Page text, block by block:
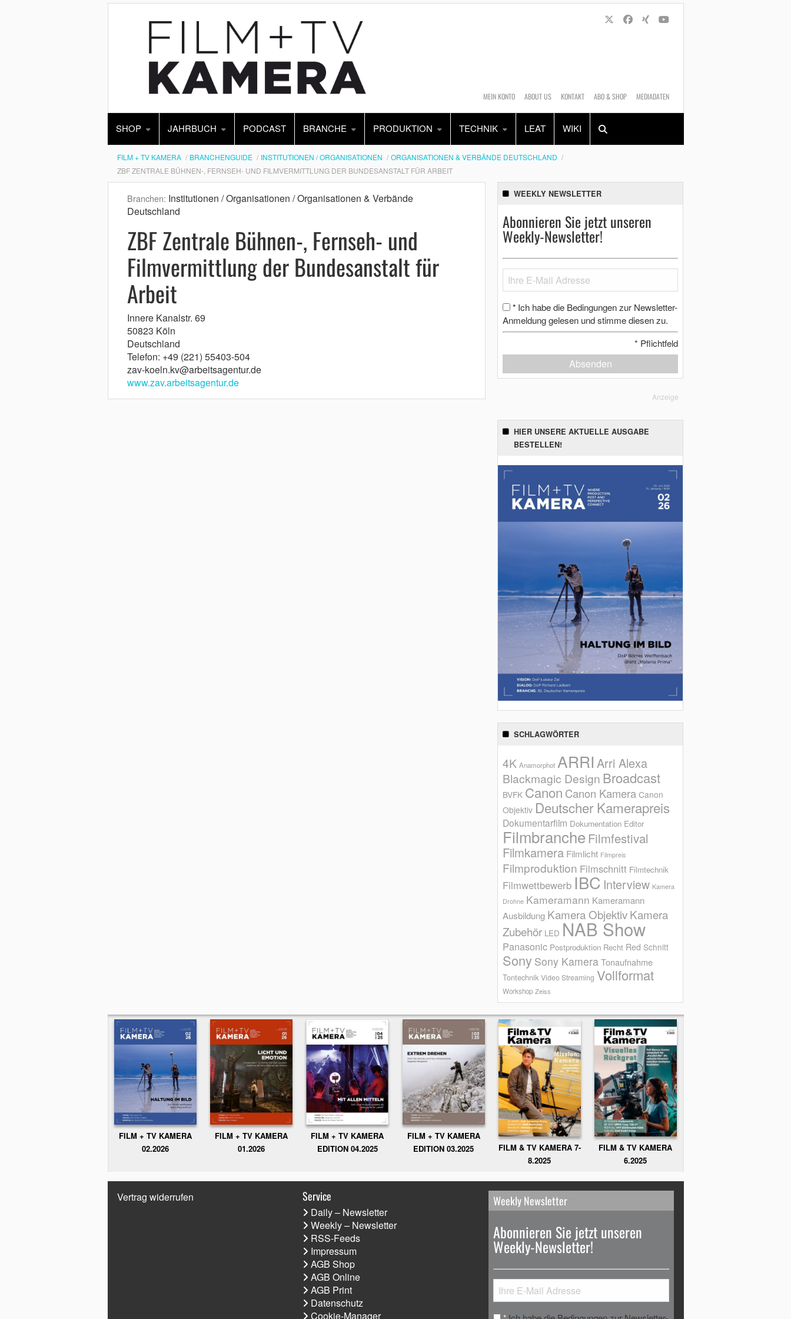
MEIN KONTO ABOUT US KONTAKT ABO & SHOP MEDIADATEN
SHOP JAHRBUCH PODCAST BRANCHE PRODUKTION TECHNIK LEAT WIKI
Alles Shop
FILM + TV KAMERA BRANCHENGUIDE INSTITUTIONEN / ORGANISATIONEN
ORGANISATIONEN & VERBÄNDE DEUTSCHLAND
ZBF ZENTRALE BÜHNEN-, FERNSEH- UND FILMVERMITTLUNG DER BUNDESANSTALT FÜR ARBEIT
Branchen: Institutionen / Organisationen / Organisationen & Verbände
Deutschland
ZBF Zentrale Bühnen-, Fernseh- und
Filmvermittlung der Bundesanstalt für
Arbeit
Innere Kanalstr. 69
50823 Köln
Deutschland
Telefon: +49 (221) 55403-504
zav-koeln.kv@arbeitsagentur.de
www.zav.arbeitsagentur.de
WEEKLY NEWSLETTER
Abonnieren Sie jetzt unseren
Weekly-Newsletter!
* Ich habe die Bedingungen zur Newsletter-
Anmeldung gelesen und stimme diesen zu.
* Pflichtfeld
Absenden
Anzeige
HIER UNSERE AKTUELLE AUSGABE
BESTELLEN!
SCHLAGWÖRTER
4K Anamorphot ARRI Arri Alexa
Blackmagic Design Broadcast
BVFK Canon Canon Kamera Canon
Objektiv Deutscher Kamerapreis
Dokumentarfilm Dokumentation Editor
Filmbranche Filmfestival
Filmkamera Filmlicht Filmpreis
Filmproduktion Filmschnitt Filmtechnik
Filmwettbewerb IBC Interview Kamera
Drohne Kameramann Kameramann
Ausbildung Kamera ObjektivKamera
Zubehör LED NAB Show
Panasonic Postproduktion Recht Red Schnitt
Sony Sony KameraTonaufnahme
Tontechnik Video Streaming Vollformat
Workshop Zeiss
FILM + TV KAMERA
02.2026
FILM + TV KAMERA
01.2026
FILM + TV KAMERA
EDITION 04.2025
FILM + TV KAMERA
EDITION 03.2025
FILM & TV KAMERA 7-
8.2025
FILM & TV KAMERA
6.2025
Vertrag widerrufen Service
Daily – Newsletter
Weekly – Newsletter
RSS-Feeds
Impressum
AGB Shop
AGB Online
AGB Print
Datenschutz
Cookie-Manager
Weekly Newsletter
Abonnieren Sie jetzt unseren
Weekly-Newsletter!